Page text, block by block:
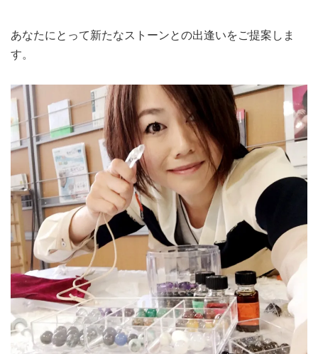
あなたにとって新たなストーンとの出逢いをご提案しま
す。